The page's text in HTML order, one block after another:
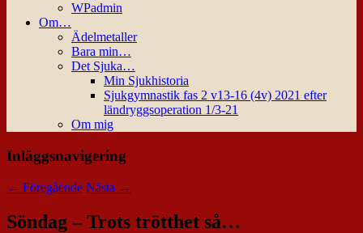
WPadmin
Om…
Ädelmetaller
Bara min…
Det Sjuka…
Min Sjukhistoria
Sjukgymnastik fas 2 v13-16 (4v) 2021 efter
ländryggsoperation 1/3-21
Om mig
Inläggsnavigering
← Föregående Nästa →
Söndag – Trots trötthet så…